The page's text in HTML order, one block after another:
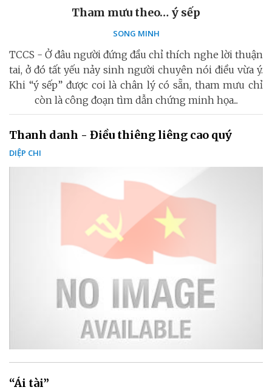
Tham mưu theo… ý sếp
SONG MINH
TCCS - Ở đâu người đứng đầu chỉ thích nghe lời thuận
tai, ở đó tất yếu nảy sinh người chuyên nói điều vừa ý.
Khi “ý sếp” được coi là chân lý có sẵn, tham mưu chỉ
còn là công đoạn tìm dẫn chứng minh họa...
Thanh danh - Điều thiêng liêng cao quý
DIỆP CHI
“Ái tài”